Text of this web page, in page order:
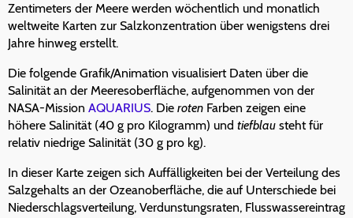
Zentimeters der Meere werden wöchentlich und monatlich
weltweite Karten zur Salzkonzentration über wenigstens drei
Jahre hinweg erstellt.
Die folgende Grafik/Animation visualisiert Daten über die
Salinität an der Meeresoberfläche, aufgenommen von der
NASA-Mission AQUARIUS. Die roten Farben zeigen eine
höhere Salinität (40 g pro Kilogramm) und tiefblau steht für
relativ niedrige Salinität (30 g pro kg).
In dieser Karte zeigen sich Auffälligkeiten bei der Verteilung des
Salzgehalts an der Ozeanoberfläche, die auf Unterschiede bei
Niederschlagsverteilung, Verdunstungsraten, Flusswassereintrag